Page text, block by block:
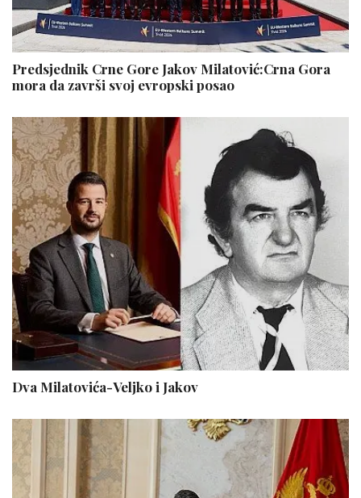
Predsjednik Crne Gore Jakov Milatović:Crna Gora
mora da završi svoj evropski posao
Dva Milatovića-Veljko i Jakov